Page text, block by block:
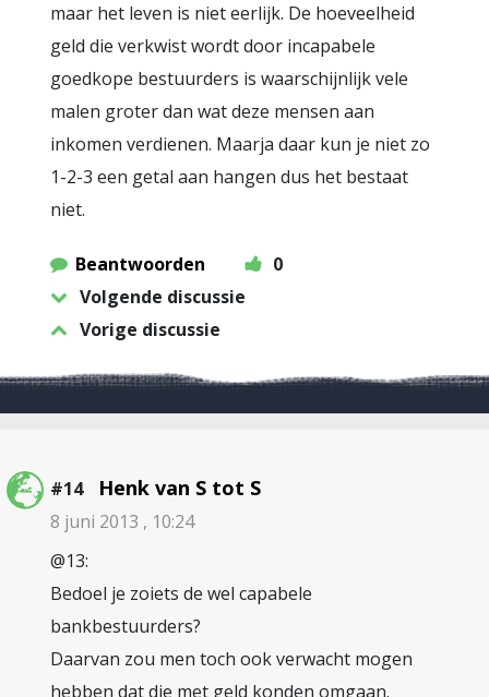
maar het leven is niet eerlijk. De hoeveelheid
geld die verkwist wordt door incapabele
goedkope bestuurders is waarschijnlijk vele
malen groter dan wat deze mensen aan
inkomen verdienen. Maarja daar kun je niet zo
1-2-3 een getal aan hangen dus het bestaat
niet.
Beantwoorden
0
Volgende discussie
Vorige discussie
#14 Henk van S tot S
8 juni 2013 , 10:24
@13:
Bedoel je zoiets de wel capabele
bankbestuurders?
Daarvan zou men toch ook verwacht mogen
hebben dat die met geld konden omgaan.